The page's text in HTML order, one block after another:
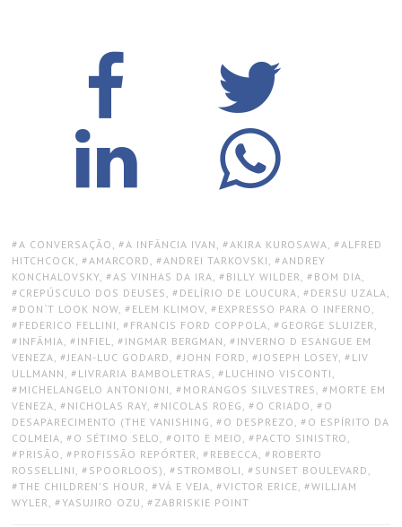
TAGS:
A CONVERSAÇÃO , A INFÂNCIA IVAN , AKIRA KUROSAWA, ALFRED
HITCHCOCK, AMARCORD , ANDREI TARKOVSKI , ANDREY
KONCHALOVSKY, AS VINHAS DA IRA, BILLY WILDER, BOM DIA,
CREPÚSCULO DOS DEUSES , DELÍRIO DE LOUCURA, DERSU UZALA,
DON`T LOOK NOW, ELEM KLIMOV, EXPRESSO PARA O INFERNO ,
FEDERICO FELLINI , FRANCIS FORD COPPOLA, GEORGE SLUIZER,
INFÂMIA, INFIEL, INGMAR BERGMAN , INVERNO D ESANGUE EM
VENEZA, JEAN-LUC GODARD , JOHN FORD , JOSEPH LOSEY, LIV
ULLMANN , LIVRARIA BAMBOLETRAS , LUCHINO VISCONTI ,
MICHELANGELO ANTONIONI , MORANGOS SILVESTRES , MORTE EM
VENEZA, NICHOLAS RAY, NICOLAS ROEG , O CRIADO , O
DESAPARECIMENTO (THE VANISHING , O DESPREZO , O ESPÍRITO DA
COLMEIA, O SÉTIMO SELO , OITO E MEIO , PACTO SINISTRO ,
PRISÃO , PROFISSÃO REPÓRTER, REBECCA, ROBERTO
ROSSELLINI , SPOORLOOS) , STROMBOLI , SUNSET BOULEVARD ,
THE CHILDREN'S HOUR, VÁ E VEJA, VICTOR ERICE, WILLIAM
WYLER, YASUJIRO OZU , ZABRISKIE POINT